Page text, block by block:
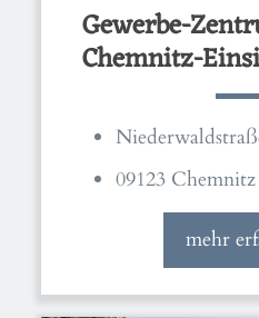
Gewerbe-
Chemnitz-
09123 Chemnitz
mehr